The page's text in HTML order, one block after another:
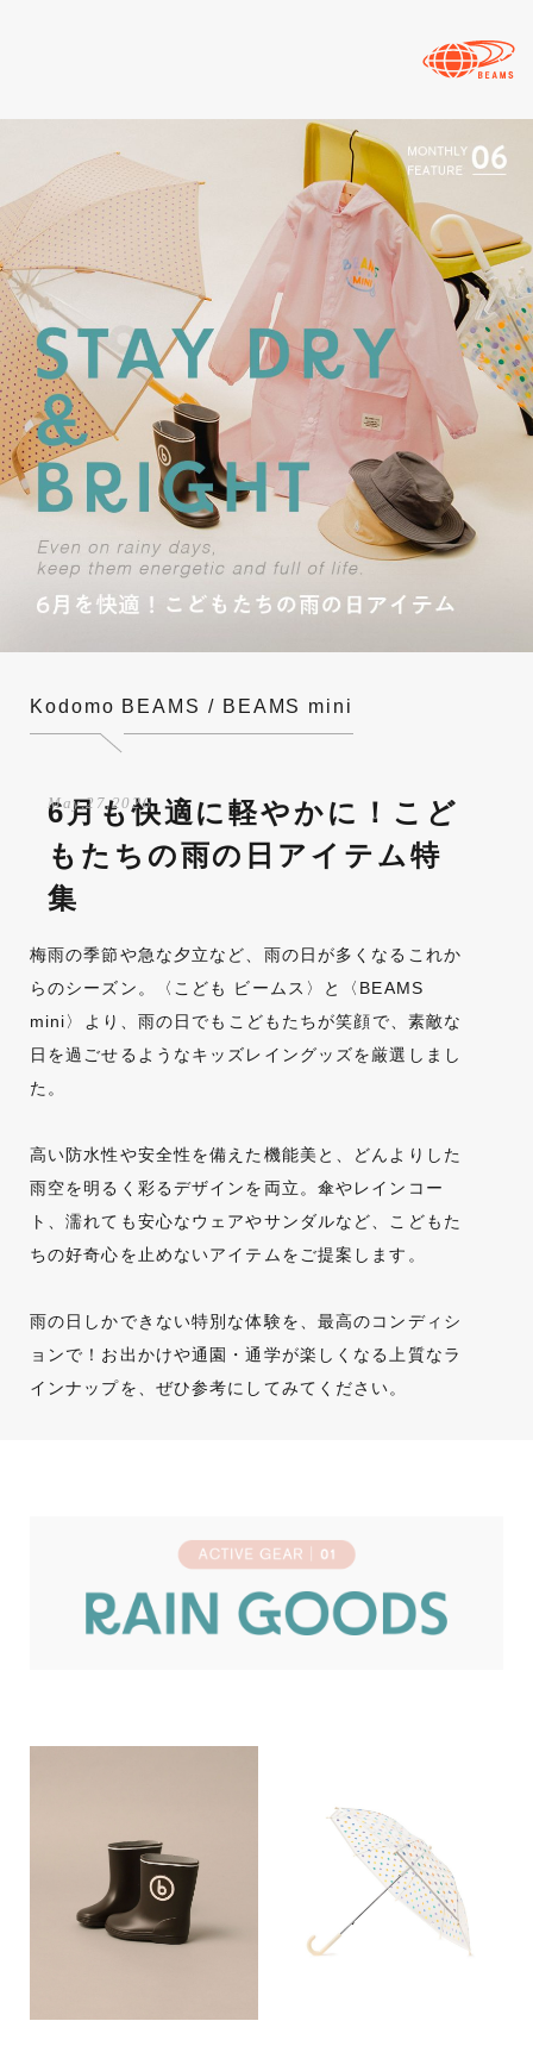
Kodomo BEAMS / BEAMS mini
6月も快適に軽やかに！こど
もたちの雨の日アイテム特
集
May,27,2026
梅雨の季節や急な夕立など、雨の日が多くなるこれか
らのシーズン。〈こども ビームス〉と〈BEAMS
mini〉より、雨の日でもこどもたちが笑顔で、素敵な
日を過ごせるようなキッズレイングッズを厳選しまし
た。
高い防水性や安全性を備えた機能美と、どんよりした
雨空を明るく彩るデザインを両立。傘やレインコー
ト、濡れても安心なウェアやサンダルなど、こどもた
ちの好奇心を止めないアイテムをご提案します。
雨の日しかできない特別な体験を、最高のコンディシ
ョンで！お出かけや通園・通学が楽しくなる上質なラ
インナップを、ぜひ参考にしてみてください。